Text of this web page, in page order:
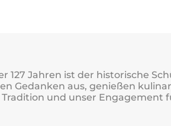
127 Jahren ist der historische
Gedanken aus, genießen
Tradition und unser Engagement